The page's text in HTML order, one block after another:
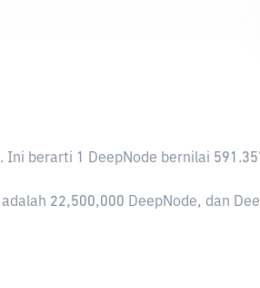
. Ini berarti 1 DeepNode bernilai
22,500,000 DeepNode, dan